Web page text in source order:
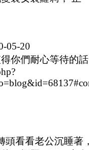
05-20
你們耐心等待的話
頭看看老公沉睡著